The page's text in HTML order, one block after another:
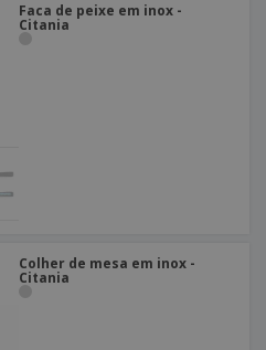
Faca de peixe em inox -
Citania
Colher de mesa em inox -
Citania